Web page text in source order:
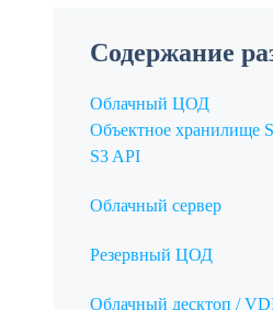
Содержание
Облачный ЦОД
Объектное хранилище
S3 API
Облачный сервер
Резервный ЦОД
Облачный десктоп /